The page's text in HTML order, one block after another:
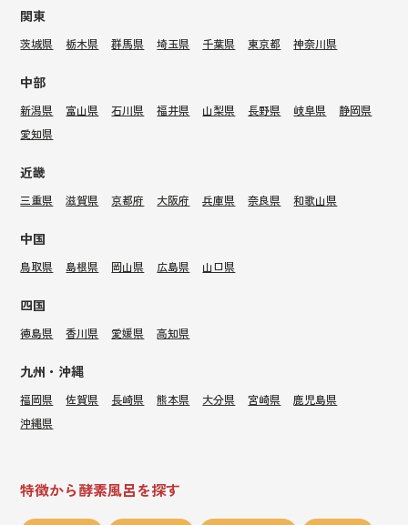
関東
茨城県 栃木県 群馬県 埼玉県 千葉県 東京都 神奈川県
中部
新潟県 富山県 石川県 福井県 山梨県 長野県 岐阜県
静岡県
愛知県
近畿
三重県 滋賀県 京都府 大阪府 兵庫県 奈良県 和歌山県
中国
鳥取県 島根県 岡山県 広島県 山口県
四国
徳島県 香川県 愛媛県 高知県
九州・沖縄
福岡県 佐賀県 長崎県 熊本県 大分県 宮崎県
鹿児島県
沖縄県
特徴から酵素風呂を探す